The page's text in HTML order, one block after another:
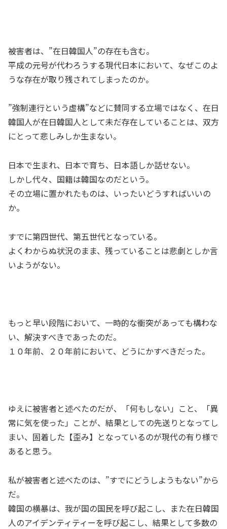
被害者は、”在日韓国人”の存在も含む。
平成の元号が代わろうする現代日本において、なぜこのよ
うな存在が取り残されてしまったのか。
”強制連行という虚構”などに賛同する立場ではなく、在日
韓国人が在日韓国人として未だ存在していることは、双方
にとって悲しみしか生まない。
日本で生まれ、日本で育ち、日本語しか話せない。
しかし代々、国籍は韓国なのだという。
その立場に置かれたものは、いったいどうすればいいの
か。
すでに第四世代、第五世代となっている。
よくわからぬ状況のまま、残っていることは悲劇としか言
いようがない。
もっと早い段階において、一時的な衝突があっても構わな
い、解決すべきであったのだ。
１０年前、２０年前において、どうにかすべきだった。
ゆえに被害者と述べたのだが、「何もしない」こと、「異
常に気を使った」ことが、結果としての先送りとなってし
まい、固着した【歪み】となっているのが現代の有り様で
あると思う。
私が被害者と述べたのは、”すでにどうしようもない”から
だ。
韓国の横暴は、我が国の国民を呼び起こし、また在日韓国
人のアイデンティティーを呼び起こし、結果として多数の